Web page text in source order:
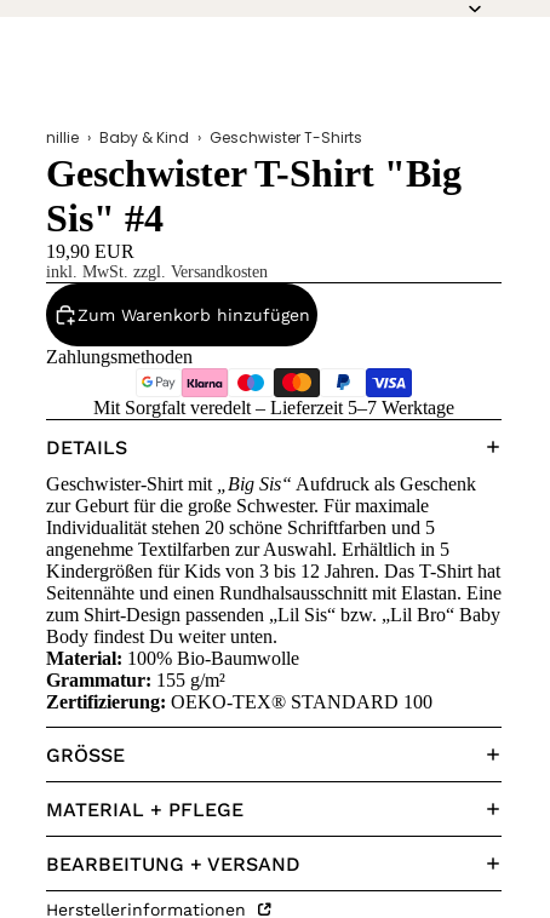
nillie › Baby & Kind › Geschwister T-Shirts
Geschwister T-Shirt "Big
Sis" #4
19,90 EUR
inkl. MwSt. zzgl. Versandkosten
Zum Warenkorb hinzufügen
Zahlungsmethoden
Mit Sorgfalt veredelt – Lieferzeit 5–7 Werktage
DETAILS
Geschwister-Shirt mit „Big Sis“ Aufdruck als Geschenk
zur Geburt für die große Schwester. Für maximale
Individualität stehen 20 schöne Schriftfarben und 5
angenehme Textilfarben zur Auswahl. Erhältlich in 5
Kindergrößen für Kids von 3 bis 12 Jahren. Das T-Shirt hat
Seitennähte und einen Rundhalsausschnitt mit Elastan. Eine
zum Shirt-Design passenden „Lil Sis“ bzw. „Lil Bro“ Baby
Body findest Du weiter unten.
Material: 100% Bio-Baumwolle
Grammatur: 155 g/m²
Zertifizierung: OEKO-TEX® STANDARD 100
GRÖSSE
MATERIAL + PFLEGE
BEARBEITUNG + VERSAND
Herstellerinformationen